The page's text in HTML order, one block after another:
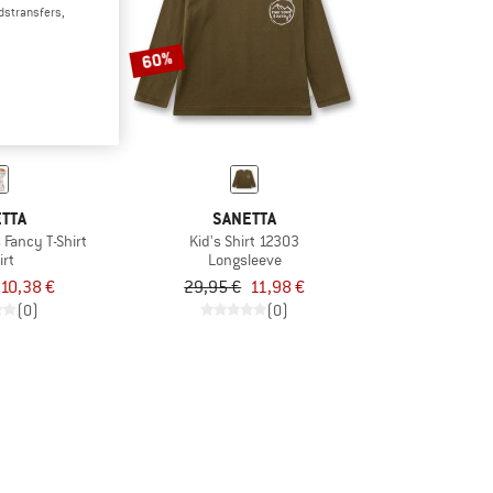
T-Shirt
10,38 €
(0)
60%
SANETTA
Kid's Shirt 12303
Longsleeve
29,95 € 11,98 €
(0)